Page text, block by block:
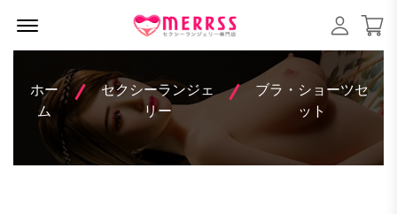
ホー
ム
セクシーランジェ
リー
ブラ・ショーツセ
ット